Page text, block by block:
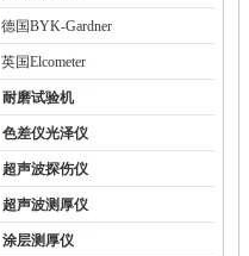
德国BYK-Gardner
英国Elcometer
耐磨试验机
色差仪光泽仪
超声波探伤仪
超声波测厚仪
涂层测厚仪